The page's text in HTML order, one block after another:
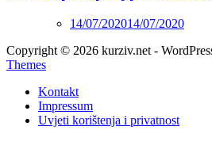
14/07/202014/07/2020
Copyright © 2026 kurziv.net -
Themes
Kontakt
Impressum
Uvjeti korištenja i privatnost